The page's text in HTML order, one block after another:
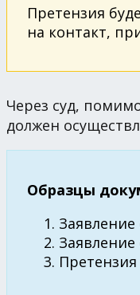
Претензия
на контакт,
Через суд,
должен
Образцы
Заявление
Заявление